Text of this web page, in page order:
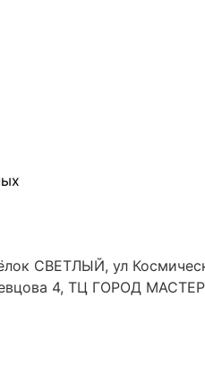
СВЕТЛЫЙ, ул
4, ТЦ ГОРОД